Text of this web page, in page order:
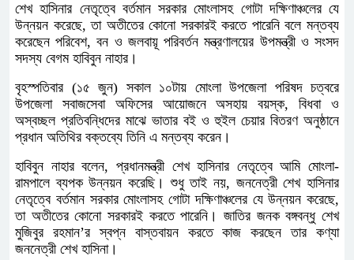
শেখ হাসিনার নেতৃত্বে বর্তমান সরকার মোংলাসহ গোটা দক্ষিণাঞ্চলের যে
উন্নয়ন করেছে, তা অতীতের কোনো সরকারই করতে পারেনি বলে মন্তব্য
করেছেন পরিবেশ, বন ও জলবায়ূ পরিবর্তন মন্ত্রণালয়ের উপমন্ত্রী ও সংসদ
সদস্য বেগম হাবিবুন নাহার।
বৃহস্পতিবার (১৫ জুন) সকাল ১০টায় মোংলা উপজেলা পরিষদ চত্বরে
উপজেলা সবাজসেবা অফিসের আয়োজনে অসহায় বয়স্ক, বিধবা ও
অস্বচ্ছল প্রতিবন্ধিদের মাঝে ভাতার বই ও হুইল চেয়ার বিতরণ অনুষ্ঠানে
প্রধান অতিথির বক্তব্যে তিনি এ মন্তব্য করেন।
হাবিবুন নাহার বলেন, প্রধানমন্ত্রী শেখ হাসিনার নেতৃত্বে আমি মোংলা-
রামপালে ব্যপক উন্নয়ন করেছি। শুধু তাই নয়, জননেত্রী শেখ হাসিনার
নেতৃত্বে বর্তমান সরকার মোংলাসহ গোটা দক্ষিণাঞ্চলের যে উন্নয়ন করেছে,
তা অতীতের কোনো সরকারই করতে পারেনি। জাতির জনক বঙ্গবন্ধু শেখ
মুজিবুর রহমান’র স্বপ্ন বাস্তবায়ন করতে কাজ করছেন তার কণ্যা
জননেত্রী শেখ হাসিনা।